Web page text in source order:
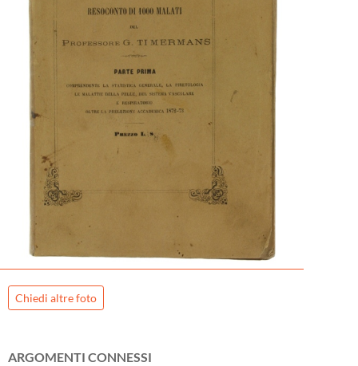
Chiedi altre foto
ARGOMENTI CONNESSI